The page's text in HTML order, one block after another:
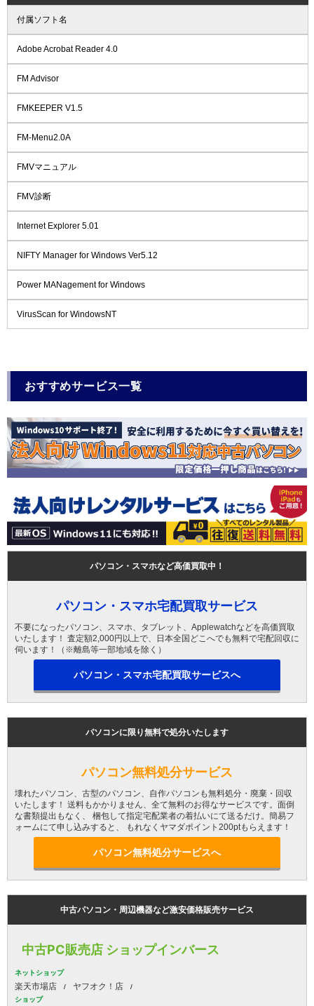
付属ソフト名
Adobe Acrobat Reader 4.0
FM Advisor
FMKEEPER V1.5
FM-Menu2.0A
FMVマニュアル
FMV診断
Internet Explorer 5.01
NIFTY Manager for Windows Ver5.12
Power MANagement for Windows
VirusScan for WindowsNT
おすすめサービス一覧
パソコン・スマホなど高価買取中！
パソコン・スマホ宅配買取サービス
不要になったパソコン、スマホ、タブレット、Applewatchなどを高価買取
いたします！ 査定額2,000円以上で、日本全国どこへでも無料で宅配回収に
伺います！（※離島等一部地域を除く）
パソコン・スマホ宅配買取サービスへ
パソコンに限り無料で処分いたします
パソコン無料処分サービス
壊れたパソコン、古型のパソコン、自作パソコンも無料処分・廃棄・回収
いたします！ 送料もかかりません、全て無料のお得なサービスです。面倒
な書類提出もなく、 梱包して指定宅配業者の着払いにて送るだけ。簡易フ
ォームにて申し込みすると、 もれなくヤマダポイント200ptもらえます！
パソコン無料処分サービスへ
中古パソコン・周辺機器など激安価格販売サービス
中古PC販売店 ショップインバース
ネットショップ
楽天市場店 ヤフオク！店
ショップ